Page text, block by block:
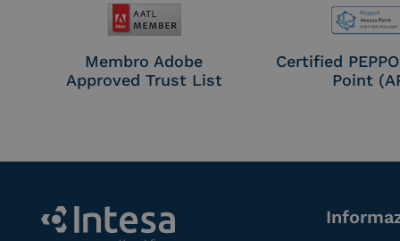
Membro Adobe
Approved Trust List
Certified
Point